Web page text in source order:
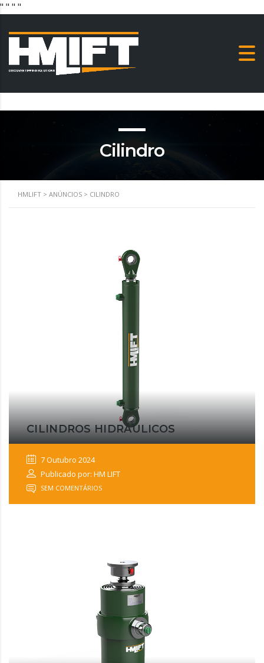
" " " "
Cilindro
HMLIFT > ANÚNCIOS > CILINDRO
CILINDROS HIDRÁULICOS
7 Outubro 2024
Publicado por: HM LIFT
SEM COMENTÁRIOS